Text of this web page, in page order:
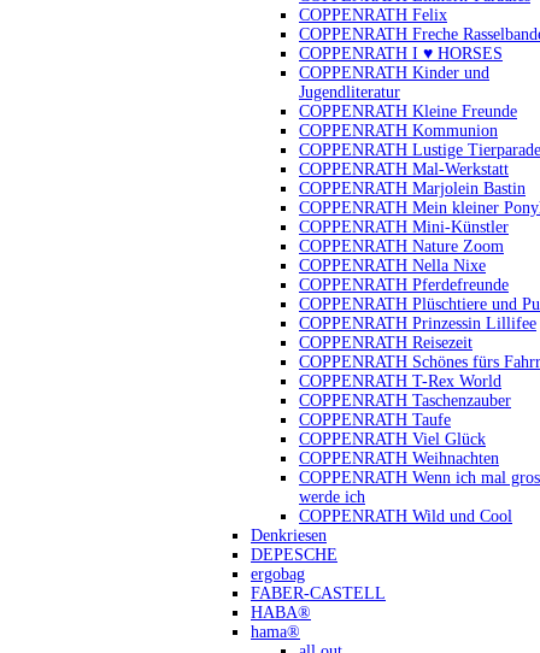
COPPENRATH Felix
COPPENRATH Freche
COPPENRATH I ♥ HORSES
COPPENRATH Kinder und
Jugendliteratur
COPPENRATH Kleine Freunde
COPPENRATH Kommunion
COPPENRATH Lustige Tierparade
COPPENRATH Mal-Werkstatt
COPPENRATH Marjolein Bastin
COPPENRATH Mein kleiner
COPPENRATH Mini-Künstler
COPPENRATH Nature Zoom
COPPENRATH Nella Nixe
COPPENRATH Pferdefreunde
COPPENRATH Plüschtiere und
COPPENRATH Prinzessin Lillifee
COPPENRATH Reisezeit
COPPENRATH Schönes fürs
COPPENRATH T-Rex World
COPPENRATH Taschenzauber
COPPENRATH Taufe
COPPENRATH Viel Glück
COPPENRATH Weihnachten
COPPENRATH Wenn ich mal
werde ich
COPPENRATH Wild und Cool
Denkriesen
DEPESCHE
ergobag
FABER-CASTELL
HABA®
hama®